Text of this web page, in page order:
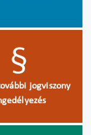
jogviszony